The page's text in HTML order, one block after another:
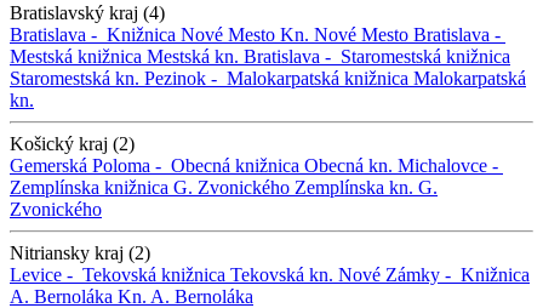
Bratislavský kraj (4)
Bratislava - Knižnica Nové Mesto Kn. Nové Mesto Bratislava -
Mestská knižnica Mestská kn. Bratislava - Staromestská knižnica
Staromestská kn. Pezinok - Malokarpatská knižnica Malokarpatská
kn.
Košický kraj (2)
Gemerská Poloma - Obecná knižnica Obecná kn. Michalovce -
Zemplínska knižnica G. Zvonického Zemplínska kn. G.
Zvonického
Nitriansky kraj (2)
Levice - Tekovská knižnica Tekovská kn. Nové Zámky - Knižnica
A. Bernoláka Kn. A. Bernoláka